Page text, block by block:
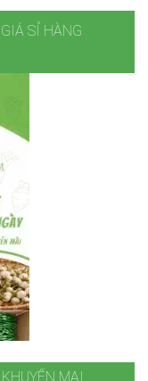
SỈ HÀNG
MẠI